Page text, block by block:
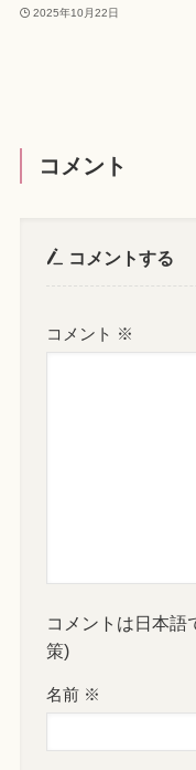
2025年10月22日
コメント
コメントする
コメント ※
コメントは日本語
策)
名前 ※